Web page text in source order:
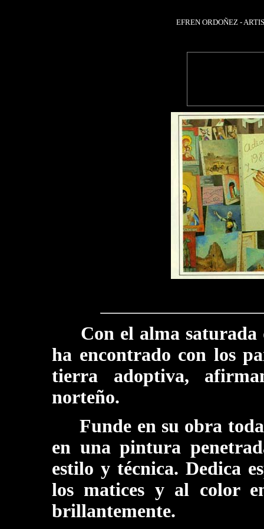
EFREN ORDOÑEZ -
Con el alma saturada
ha encontrado con los
tierra adoptiva,
norteño.
Funde en su obra
en una pintura
estilo y técnica. Dedica
los matices y al color
brillantemente.